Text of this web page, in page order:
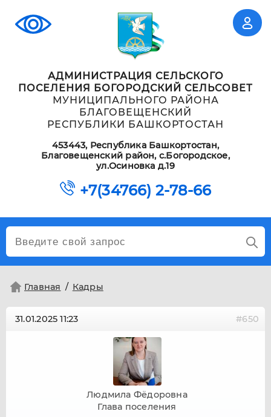
АДМИНИСТРАЦИЯ СЕЛЬСКОГО
ПОСЕЛЕНИЯ БОГОРОДСКИЙ СЕЛЬСОВЕТ
МУНИЦИПАЛЬНОГО РАЙОНА
БЛАГОВЕЩЕНСКИЙ
РЕСПУБЛИКИ БАШКОРТОСТАН
453443, Республика Башкортостан,
Благовещенский район, с.Богородское,
ул.Осиновка д.19
+7(34766) 2-78-66
Главная Кадры
31.01.202511:23 #650
Людмила Фёдоровна
Глава поселения